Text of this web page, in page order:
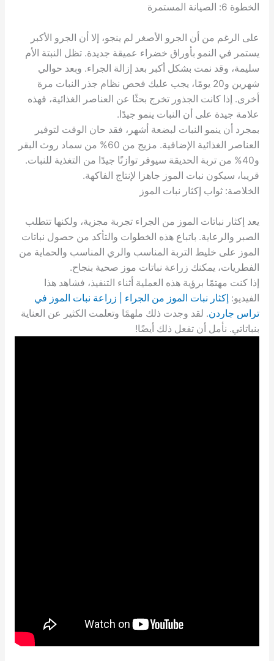
الخطوة 6: الصيانة المستمرة
على الرغم من أن الجرو الأصغر لم ينجو، إلا أن الجرو الأكبر
يستمر في النمو بأوراق خضراء عميقة جديدة. تظل النبتة الأم
سليمة، وقد نمت بشكل أكبر بعد إزالة الجراء. وبعد حوالي
شهرين و20 يومًا، يجب عليك فحص نظام جذر النبات مرة
أخرى. إذا كانت الجذور تخرج بحثًا عن العناصر الغذائية، فهذه
علامة جيدة على أن النبات ينمو جيدًا.
بمجرد أن ينمو النبات لبضعة أشهر، فقد حان الوقت لتوفير
العناصر الغذائية الإضافية. مزيج من 60% من سماد روث البقر
و40% من تربة الحديقة سيوفر توازنًا جيدًا من التغذية للنبات.
قريبا، سيكون نبات الموز جاهزا لإنتاج الفاكهة.
الخلاصة: ثواب إكثار نبات الموز
يعد إكثار نباتات الموز من الجراء تجربة مجزية، ولكنها تتطلب
الصبر والرعاية. باتباع هذه الخطوات والتأكد من حصول نباتات
الموز على خليط التربة المناسب والري المناسب والحماية من
الفطريات، يمكنك زراعة نباتات موز صحية بنجاح.
إذا كنت مهتمًا برؤية هذه العملية أثناء التنفيذ، فشاهد هذا
الفيديو: إكثار نبات الموز من الجراء | زراعة نبات الموز في
تراس جاردن. لقد وجدت ذلك ملهمًا وتعلمت الكثير عن العناية
بنباتاتي. نأمل أن تفعل ذلك أيضًا!